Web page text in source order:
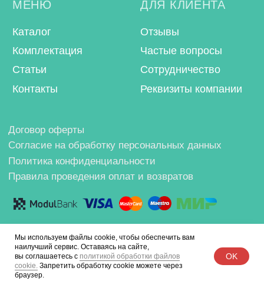
Мы используем файлы cookie, чтобы обеспечить вам
наилучший сервис. Оставаясь на сайте,
вы соглашаетесь с политикой обработки файлов
cookie. Запретить обработку cookie можете через
браузер.
OK